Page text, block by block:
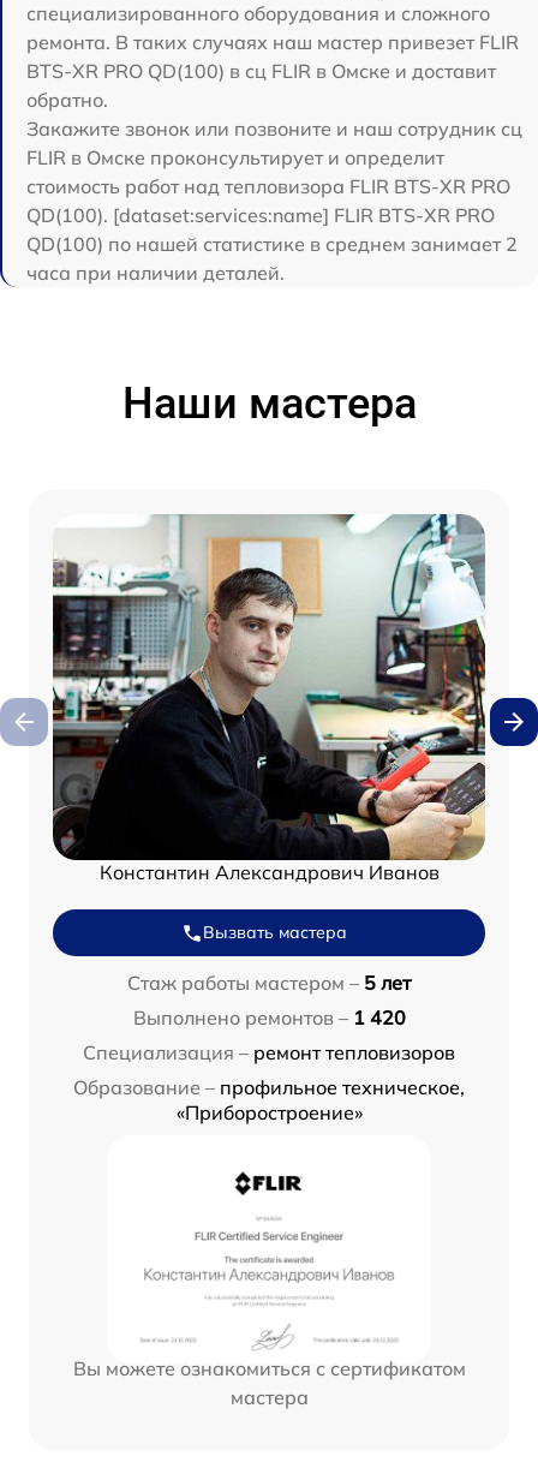
специализированного оборудования и сложного
ремонта. В таких случаях наш мастер привезет FLIR
BTS-XR PRO QD(100) в сц FLIR в Омске и доставит
обратно.
Закажите звонок или позвоните и наш сотрудник сц
FLIR в Омске проконсультирует и определит
стоимость работ над тепловизора FLIR BTS-XR PRO
QD(100). [dataset:services:name] FLIR BTS-XR PRO
QD(100) по нашей статистике в среднем занимает 2
часа при наличии деталей.
Наши мастера
Константин Александрович Иванов
Вызвать мастера
Стаж работы мастером – 5 лет
Выполнено ремонтов – 1 420
Специализация – ремонт тепловизоров
Образование – профильное техническое,
«Приборостроение»
Вы можете ознакомиться с сертификатом
мастера